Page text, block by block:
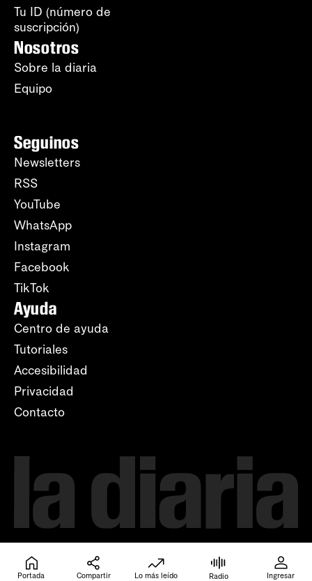
Tu ID (número de
suscripción)
Nosotros
Sobre la diaria
Equipo
Seguinos
Newsletters
RSS
YouTube
WhatsApp
Instagram
Facebook
TikTok
Ayuda
Centro de ayuda
Tutoriales
Accesibilidad
Privacidad
Contacto
Portada Compartir Lo más leído Radio Ingresar